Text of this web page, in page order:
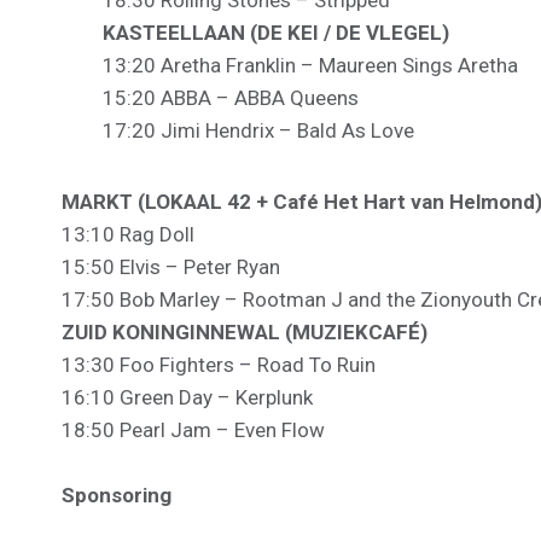
KASTEELLAAN (DE KEI / DE VLEGEL)
13:20 Aretha Franklin – Maureen Sings Aretha
15:20 ABBA – ABBA Queens
17:20 Jimi Hendrix – Bald As Love
MARKT (LOKAAL 42 + Café Het Hart van Helmond)
13:10 Rag Doll
15:50 Elvis – Peter Ryan
17:50 Bob Marley – Rootman J and the Zionyouth
ZUID KONINGINNEWAL (MUZIEKCAFÉ)
13:30 Foo Fighters – Road To Ruin
16:10 Green Day – Kerplunk
18:50 Pearl Jam – Even Flow
Sponsoring